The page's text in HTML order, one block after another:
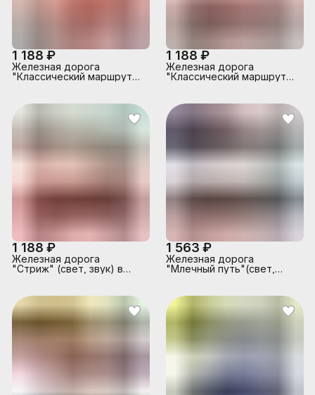
1 188 ₽
Железная дорога
"Классический маршрут
1 188 ₽
Железная дорога
"Классический маршрут
1 188 ₽
Железная дорога
"Стриж" (свет, звук) в
1 563 ₽
Железная дорога
"Млечный путь"(свет,